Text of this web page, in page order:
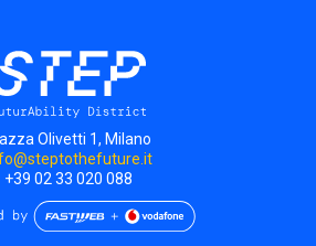
Olivetti 1, Milano
+39 02 33 020 088